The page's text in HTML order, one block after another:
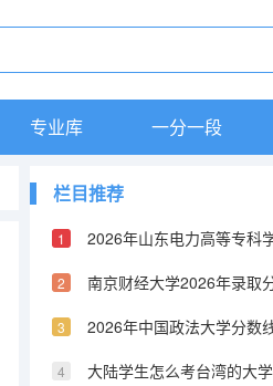
专业库 一分一段
栏目推荐